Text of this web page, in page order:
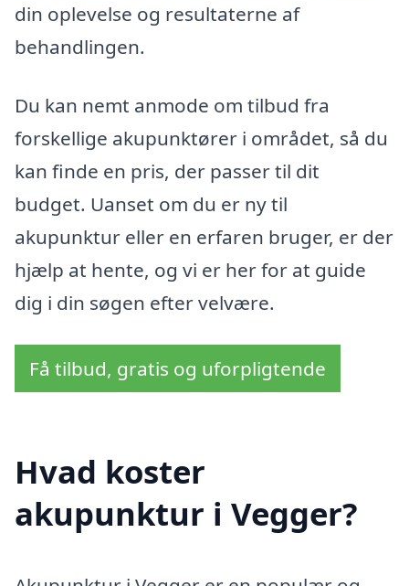
din oplevelse og resultaterne af
behandlingen.
Du kan nemt anmode om tilbud fra
forskellige akupunktører i området, så du
kan finde en pris, der passer til dit
budget. Uanset om du er ny til
akupunktur eller en erfaren bruger, er der
hjælp at hente, og vi er her for at guide
dig i din søgen efter velvære.
Få tilbud, gratis og uforpligtende
Hvad koster
akupunktur i Vegger?